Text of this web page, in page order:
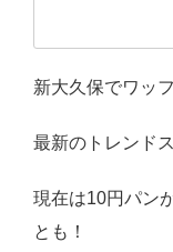
新大久保でワッ
最新のトレンド
現在は10円パン
とも！